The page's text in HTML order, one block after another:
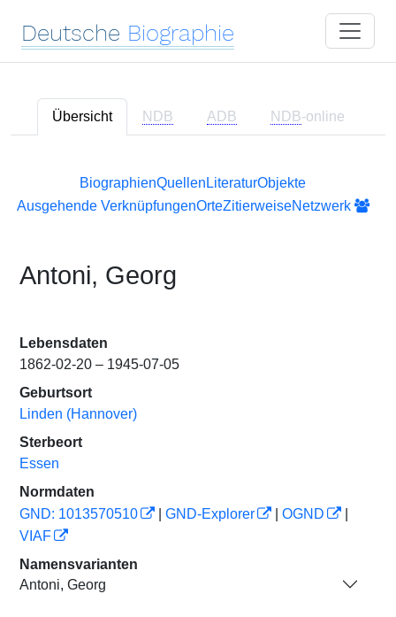
Deutsche Biographie
Übersicht NDB ADB NDB-online
BiographienQuellen LiteraturObjekte
Ausgehende VerknüpfungenOrteZitierweiseNetzwerk
Antoni, Georg
Lebensdaten
1862-02-20 – 1945-07-05
Geburtsort
Linden (Hannover)
Sterbeort
Essen
Normdaten
GND: 1013570510
GND-Explorer OGND
VIAF
Namensvarianten
Antoni, Georg